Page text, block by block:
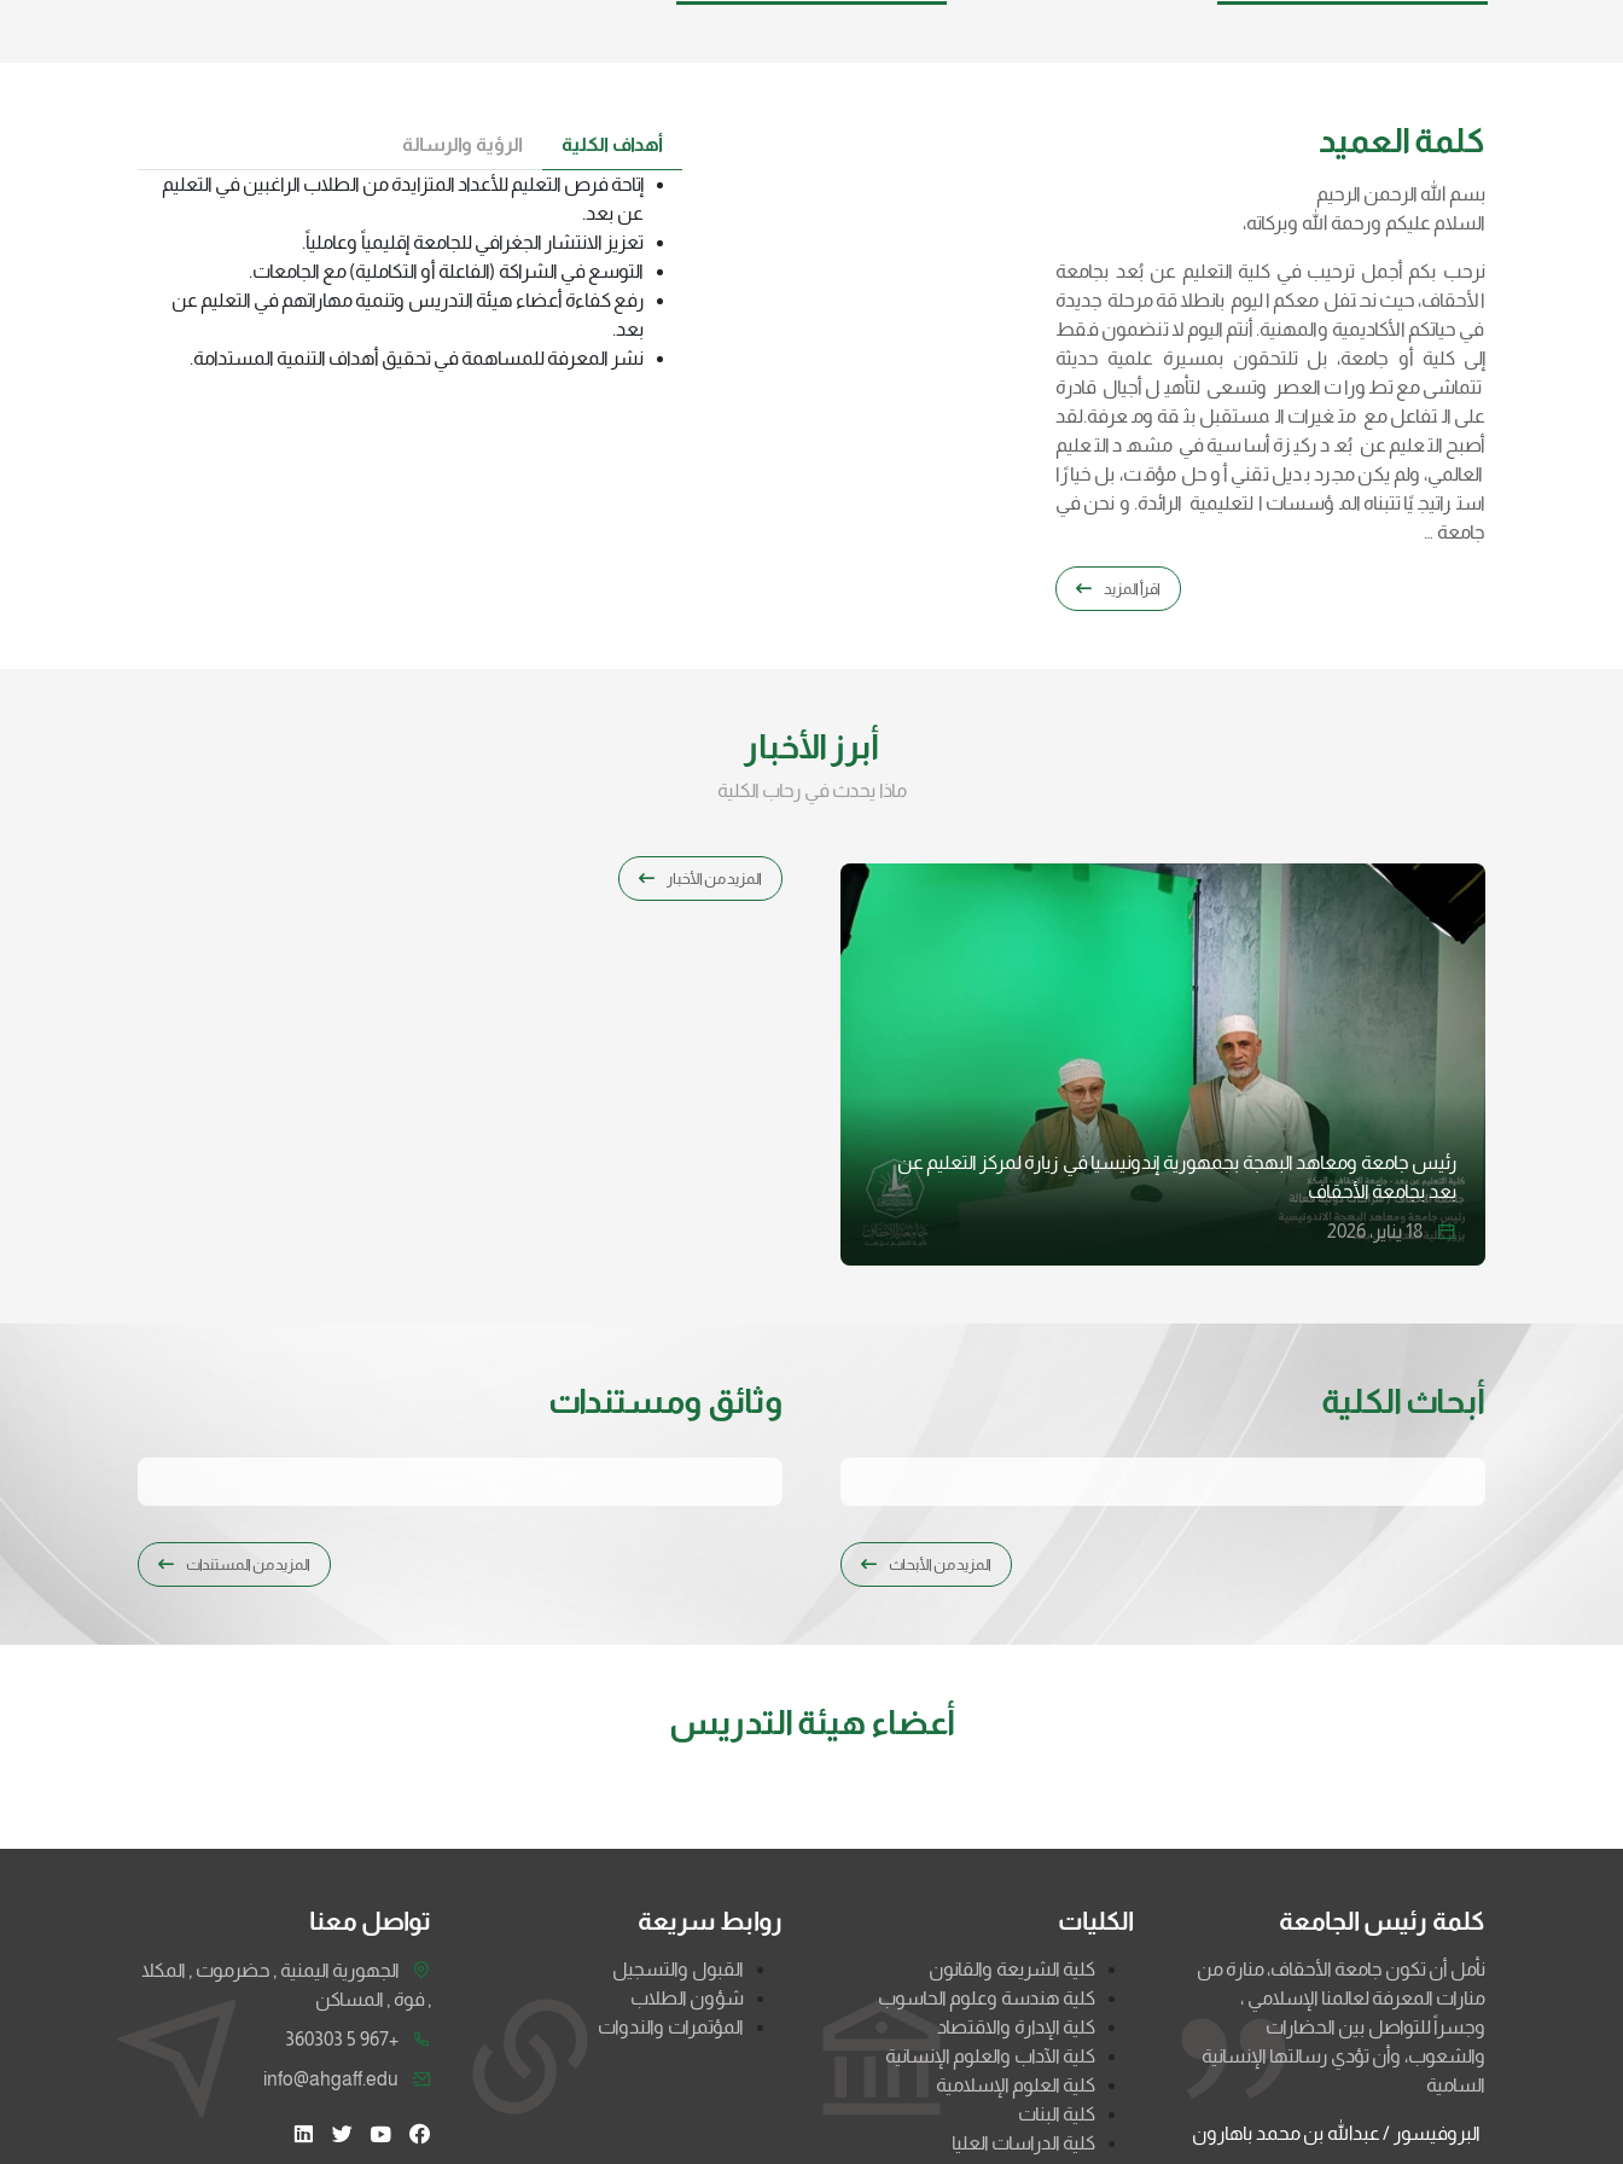
كلمة العميد
بسم الله الرحمن الرحيم
السلام عليكم ورحمة الله وبركاته،
نرحب بكم أجمل ترحيب في كلية التعليم عن بُعد بجامعة
الأحقاف، حيث نحتفل معكم اليوم بانطلاقة مرحلة جديدة
في حياتكم الأكاديمية والمهنية. أنتم اليوم لا تنضمون فقط
إلى كلية أو جامعة، بل تلتحقون بمسيرة علمية حديثة
تتماشى مع تطورات العصر وتسعى لتأهيل أجيال قادرة
على التفاعل مع متغيرات المستقبل بثقة ومعرفة.لقد
أصبح التعليم عن بُعد ركيزة أساسية في مشهد التعليم
العالمي، ولم يكن مجرد بديل تقني أو حل مؤقت، بل خيارًا
استراتيجيًا تتبناه المؤسسات التعليمية الرائدة. ونحن في
جامعة …
اقرأ المزيد
أهداف الكلية
الرؤية والرسالة
إتاحة فرص التعليم للأعداد المتزايدة من الطلاب الراغبين في التعليم
عن بعد.
تعزيز الانتشار الجغرافي للجامعة إقليمياً وعاملياً.
التوسع في الشراكة (الفاعلة أو التكاملية) مع الجامعات.
رفع كفاءة أعضاء هيئة التدريس وتنمية مهاراتهم في التعليم عن
بعد.
نشر المعرفة للمساهمة في تحقيق أهداف التنمية المستدامة.
أبرز الأخبار
ماذا يحدث في رحاب الكلية
رئيس جامعة ومعاهد البهجة بجمهورية إندونيسيا في زيارة لمركز التعليم عن
بعد بجامعة الأحقاف
18 يناير، 2026
المزيد من الأخبار
أبحاث الكلية
المزيد من الأبحاث
وثائق ومستندات
المزيد من المستندات
أعضاء هيئة التدريس
كلمة رئيس الجامعة
نأمل أن تكون جامعة الأحقاف، منارة من
منارات المعرفة لعالمنا الإسلامي ،
وجسراً للتواصل بين الحضارات
والشعوب، وأن تؤدي رسالتها الإنسانية
السامية
البروفيسور / عبدالله بن محمد باهارون
الكليات
كلية الشريعة والقانون
كلية هندسة وعلوم الحاسوب
كلية الإدارة والاقتصاد
كلية الآداب والعلوم الإنسانية
كلية العلوم الإسلامية
كلية البنات
كلية الدراسات العليا
روابط سريعة
القبول والتسجيل
شؤون الطلاب
المؤتمرات والندوات
تواصل معنا
الجهورية اليمنية , حضرموت , المكلا
, فوة , المساكن
+967 5 360303
info@ahgaff.edu